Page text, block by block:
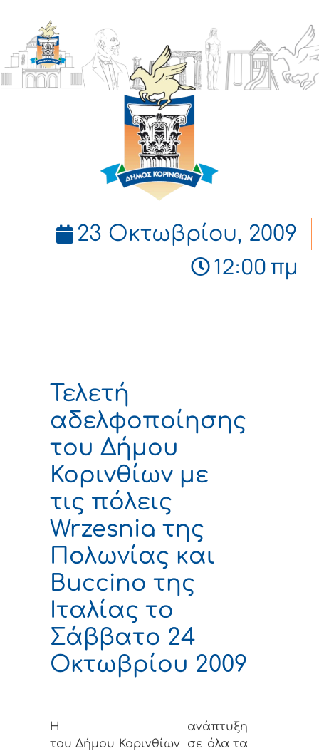
ΔΗΜΟΣ
ΚΟΡΙΝΘΙΩΝ
23 Οκτωβρίου, 2009
12:00 πμ
Τελετή
αδελφοποίησης
του Δήμου
Κορινθίων με
τις πόλεις
Wrzesnia της
Πολωνίας και
Buccino της
Ιταλίας το
Σάββατο 24
Οκτωβρίου 2009
Η ανάπτυξη
του Δήμου Κορινθίων σε όλα τα